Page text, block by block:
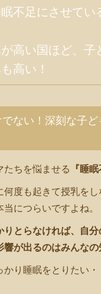
不足にさせてい
高い国ほど、子
高い！
ない！深刻な子
たちを悩ませる 『睡眠
何度も起きて授乳を
につらいですよね。
りとらなければ、自
響が出るのはみんなの
かり睡眠をとりたい・